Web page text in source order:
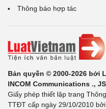
Thông báo hợp tác
Bản quyền © 2000-2026 bởi
INCOM Communications .,
Giấy phép thiết lập trang
TTĐT cấp ngày 29/10/2010 bởi